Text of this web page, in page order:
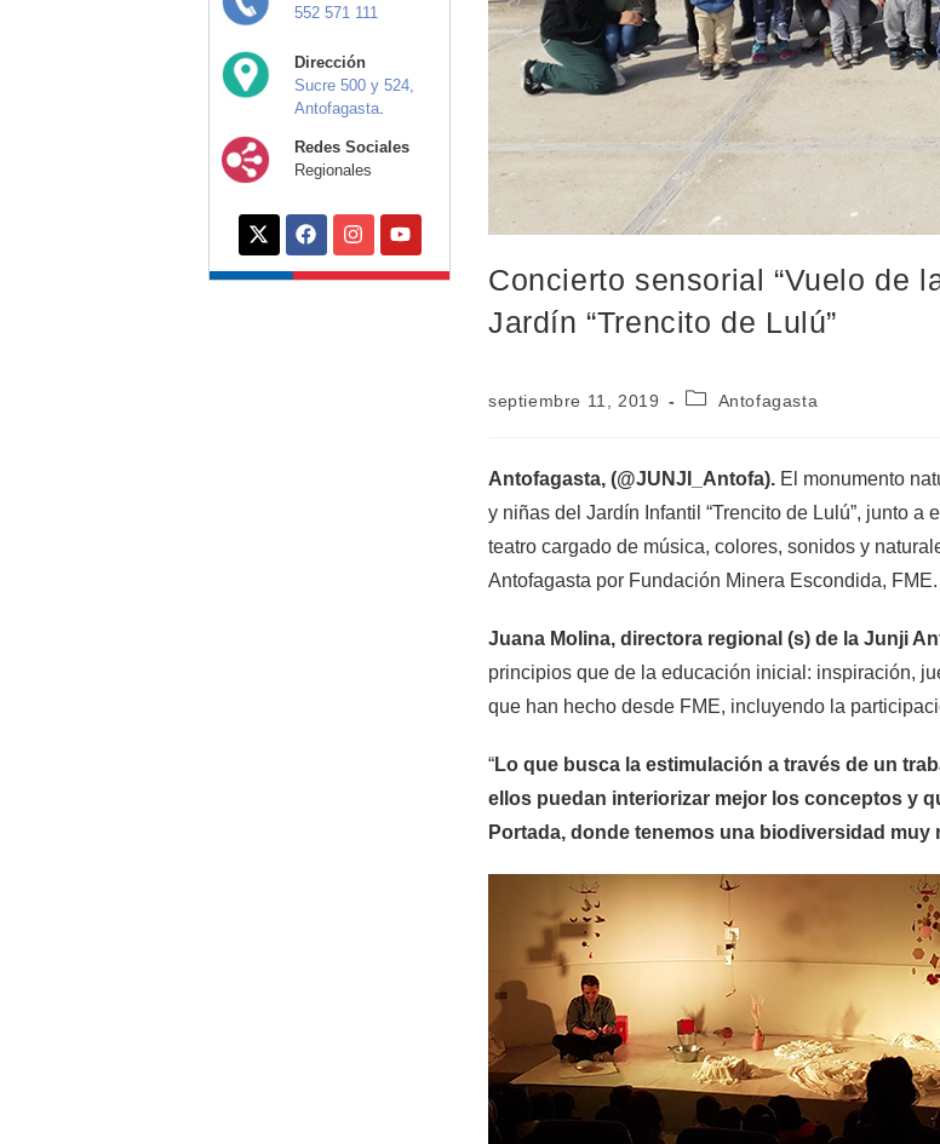
552 571 111
Dirección
Sucre 500 y 524,
Antofagasta
Redes Sociales
Regionales
Concierto sensorial “Vuelo de
Jardín “Trencito de Lulú”
septiembre 11, 2019 Antofagasta
Antofagasta, (@JUNJI_Antofa). El monumento
y niñas del Jardín Infantil “Trencito de Lulú”, junto
teatro cargado de música, colores, sonidos y
Antofagasta por Fundación Minera Escondida, FME.
Juana Molina, directora regional (s) de la Junji
principios que de la educación inicial: inspiración,
que han hecho desde FME, incluyendo la
“Lo que busca la estimulación a través de un
ellos puedan interiorizar mejor los conceptos y
Portada, donde tenemos una biodiversidad muy